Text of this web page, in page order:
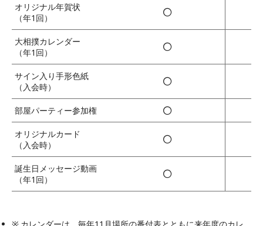
オリジナル年賀状
（年1回）
◯
大相撲カレンダー
（年1回）
◯
サイン入り手形色紙
（入会時）
◯
部屋パーティー参加権 ◯
オリジナルカード
（入会時）
◯
誕生日 メッセージ動画
（年1回）
◯